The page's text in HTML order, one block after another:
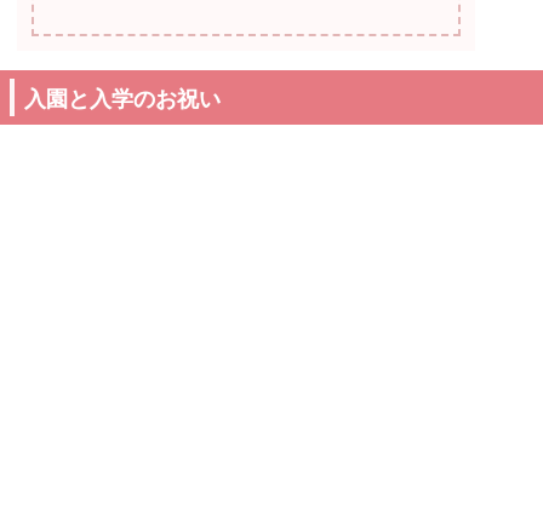
入園と入学のお祝い